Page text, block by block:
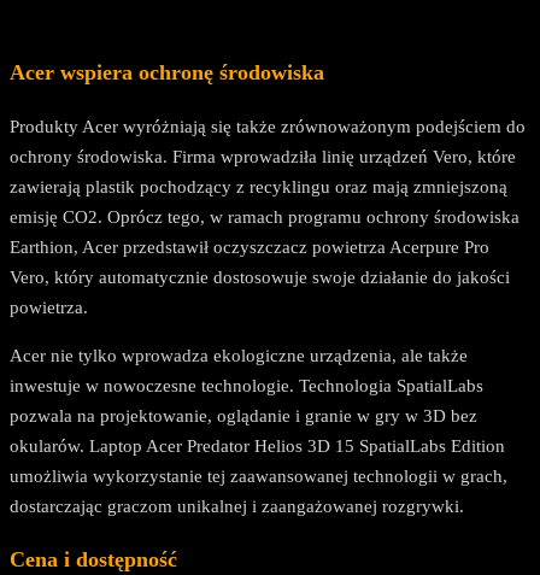
Acer wspiera ochronę środowiska
Produkty Acer wyróżniają się także zrównoważonym podejściem do
ochrony środowiska. Firma wprowadziła linię urządzeń Vero, które
zawierają plastik pochodzący z recyklingu oraz mają zmniejszoną
emisję CO2. Oprócz tego, w ramach programu ochrony środowiska
Earthion, Acer przedstawił oczyszczacz powietrza Acerpure Pro
Vero, który automatycznie dostosowuje swoje działanie do jakości
powietrza.
Acer nie tylko wprowadza ekologiczne urządzenia, ale także
inwestuje w nowoczesne technologie. Technologia SpatialLabs
pozwala na projektowanie, oglądanie i granie w gry w 3D bez
okularów. Laptop Acer Predator Helios 3D 15 SpatialLabs Edition
umożliwia wykorzystanie tej zaawansowanej technologii w grach,
dostarczając graczom unikalnej i zaangażowanej rozgrywki.
Cena i dostępność